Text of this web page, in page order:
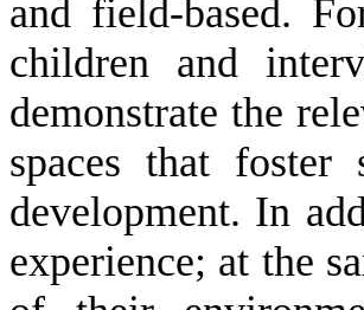
and field-based.
children and
demonstrate the
spaces that foster
development. In
experience; at the